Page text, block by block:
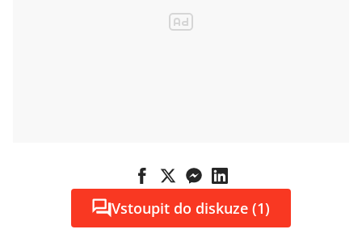
Vstoupit do diskuze (1)